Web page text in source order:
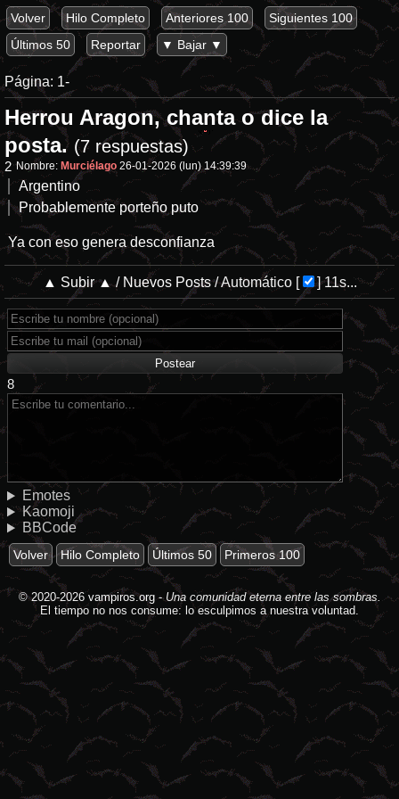
Volver Hilo Completo Anteriores 100
Siguientes 100
Últimos 50
Reportar ▼ Bajar ▼
Página: 1-
Herrou Aragon, chanta o dice la
posta. (7 respuestas)
2 Nombre: Murciélago 26-01-2026 (lun) 14:39:39
Argentino
Probablemente porteño puto
Ya con eso genera desconfianza
▲ Subir ▲ / Nuevos Posts/Automático[ ]11s...
8
Emotes
Kaomoji
BBCode
Volver Hilo Completo Últimos 50 Primeros 100
© 2020-2026 vampiros.org- Una comunidad eterna entre las sombras.
El tiempo no nos consume: lo esculpimos a nuestra voluntad.